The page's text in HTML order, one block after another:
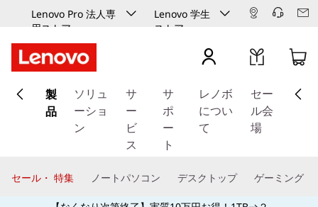
Lenovo Pro 法人専
用ストア
Lenovo 学生
ストア
イ
ン
製
品
ソリュ
ーショ
ン
サ
ー
ビ
ス
サ
ポ
ー
ト
レノボ
につい
て
セー
ル会
場
セール・ 特集 ノートパソコン デスクトップ ゲーミング